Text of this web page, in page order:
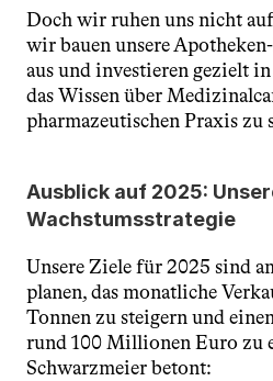
Doch wir ruhen uns nicht
wir bauen unsere
aus und investieren gezielt
das Wissen über
pharmazeutischen Praxis zu
Ausblick auf 2025:
Wachstumsstrategie
Unsere Ziele für 2025 sind
planen, das monatliche
Tonnen zu steigern und
rund 100 Millionen Euro zu
Schwarzmeier betont: